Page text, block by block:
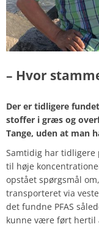
– Hvor
Der er tidligere
stoffer i græs og
Tange, uden at man
Samtidig har tidligere
til høje
opstået spørgsmål
transporteret via
det fundne PFAS
kunne være ført hertil